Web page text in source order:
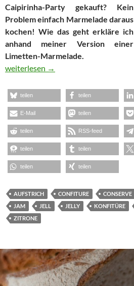
Caipirinha-Party gekauft? Kein
Problem einfach Marmelade daraus
kochen! Wie das geht erkläre ich
anhand meiner Version einer
Limetten-Marmelade.
Limetten-Gsälz
weiterlesen →
teilen teilen
E-Mail teilen
teilen RSS-feed
teilen teilen
teilen teilen
AUFSTRICH CONFITURE CONSERVE
JAM
JELL JELLY KONFITÜRE
ZITRONE